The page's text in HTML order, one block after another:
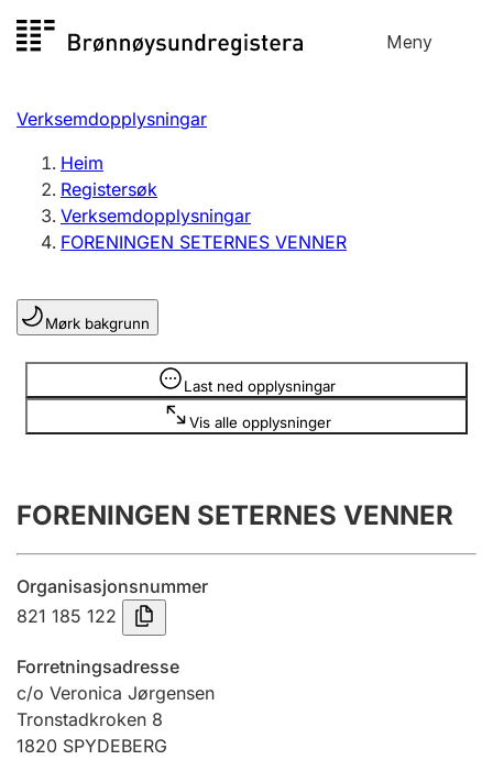
til
Meny
Registersøk
Aksjeselskap
Enkeltpersonføretak
Registrere, endre, slette
Lag og foreining
Registrere, endre, slette
Årsrekneskap
Innsending og forseinkingsgebyr
Tinglysing
Jeger
Betaling og jegeravgiftskort
Verksemdopplysningar
Heim
Registersøk
Verksemdopplysningar
FORENINGEN SETERNES VENNER
Mørk bakgrunn
Last ned opplysningar
Vis alle opplysninger
Opplysninger er skjult
FORENINGEN SETERNES VENNER
Organisasjonsnummer
821 185 122
Forretningsadresse
c/o Veronica Jørgensen
Tronstadkroken 8
1820 SPYDEBERG